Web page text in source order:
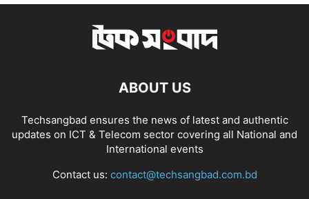
ABOUT US
Techsangbad ensures the news of latest and authentic
updates on ICT & Telecom sector covering all National and
International events
Contact us: contact@techsangbad.com.bd